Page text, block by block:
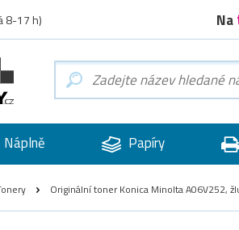
8-17 h) Na
Náplně Papíry
Originální toner Konica Minolta A06V252,